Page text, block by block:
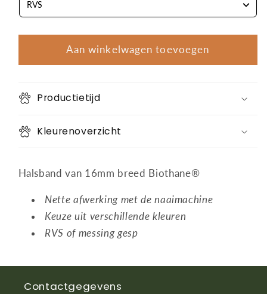
Aan winkelwagen toevoegen
Productietijd
Kleurenoverzicht
Halsband van 16mm breed Biothane®
Nette afwerking met de naaimachine
Keuze uit verschillende kleuren
RVS of messing gesp
Contactgegevens